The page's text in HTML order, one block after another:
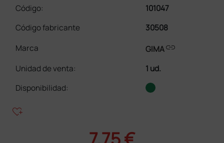
Código:
101047
Código fabricante
30508
Marca
GIMAlink
Unidad de venta:
1 ud.
Disponibilidad:
heart_plus